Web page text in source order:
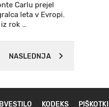
Carlu prejel
leta v Evropi.
rok …
NASLEDNJA
KODEKS PIŠKOTKI